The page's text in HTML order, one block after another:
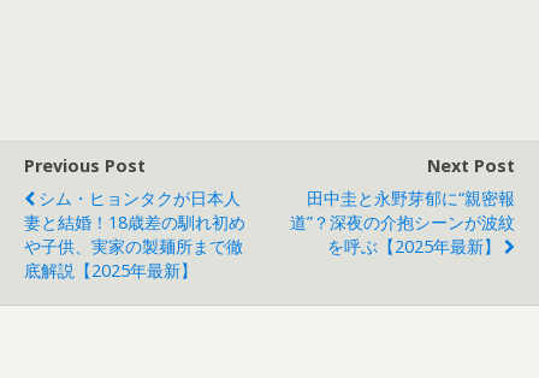
Previous Post
シム・ヒョンタクが日本人
妻と結婚！18歳差の馴れ初め
や子供、実家の製麺所まで徹
底解説【2025年最新】
Next Post
田中圭と永野芽郁に“親密報
道”？深夜の介抱シーンが波紋
を呼ぶ【2025年最新】